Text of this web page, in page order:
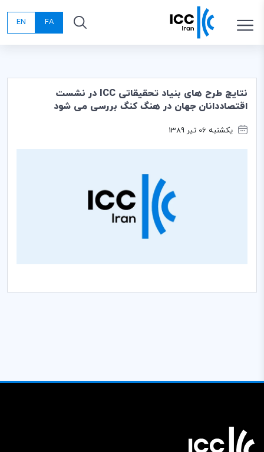
FA
EN
نتایج طرح های بنیاد تحقیقاتی ICC در نشست
اقتصاددانان جهان در هنگ کنگ بررسی می شود
یکشنبه 06 تیر 1389